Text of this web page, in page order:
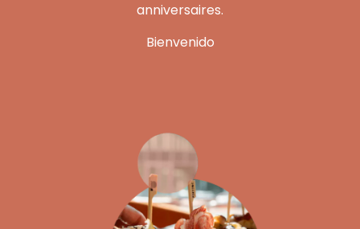
anniversaires.
Bienvenido